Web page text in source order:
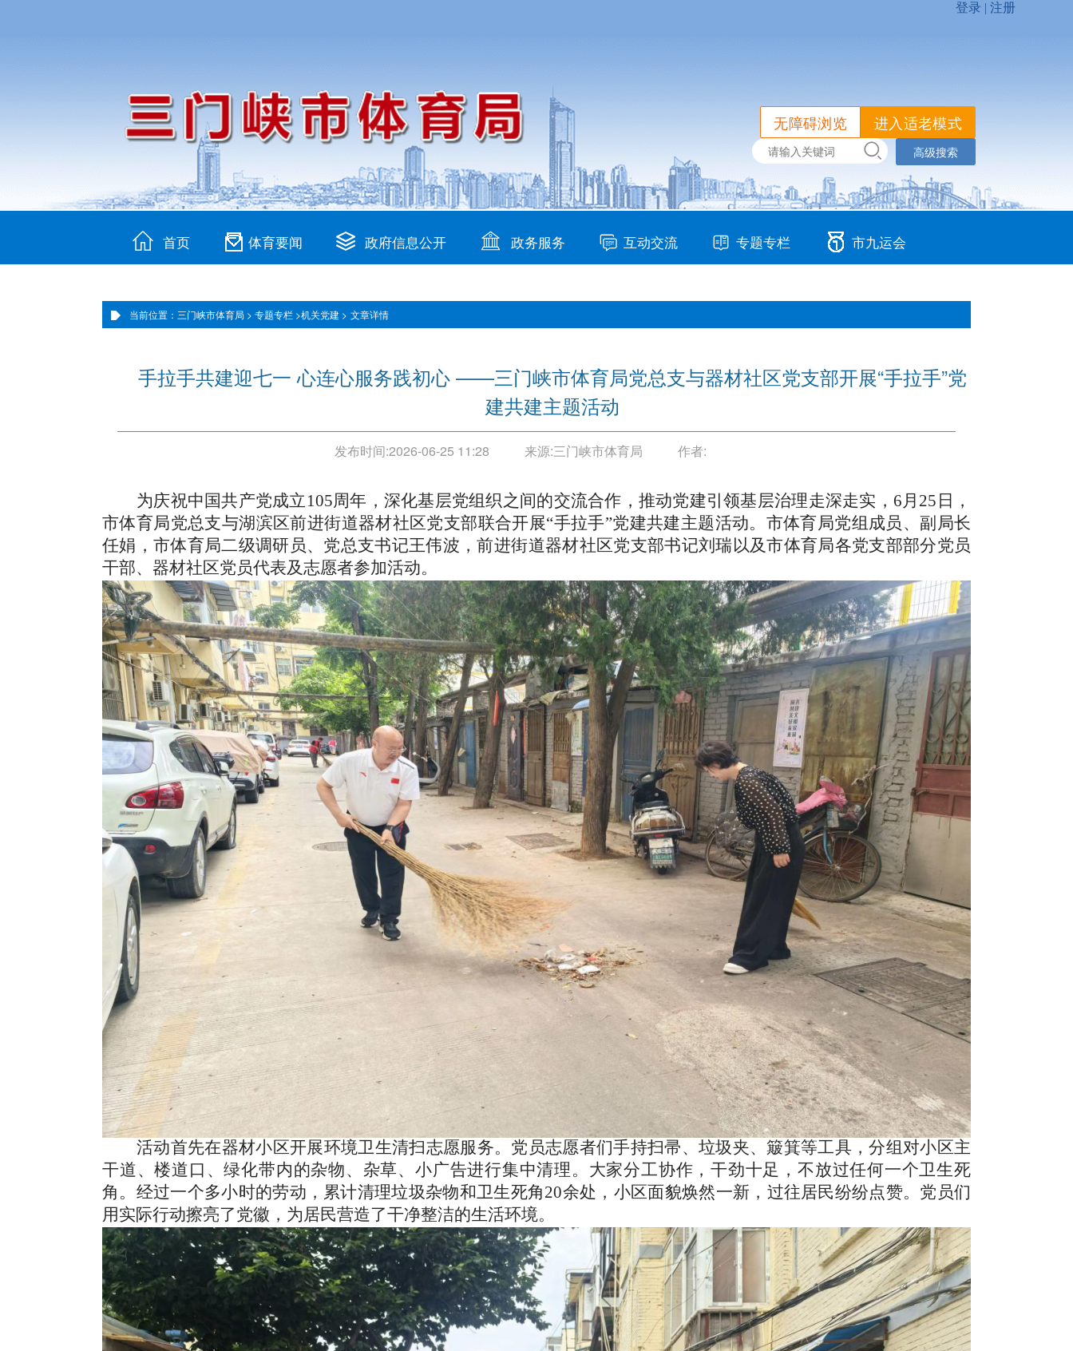
无障碍浏览 进入适老模式
高级搜索
首页 体育要闻 政府信息公开 政务服务 互动交流 专题专栏 市九运会
当前位置：三门峡市体育局 > 专题专栏 >机关党建 > 文章详情
手拉手共建迎七一 心连心服务践初心 ——三门峡市体育局党总支与器材社区党支部开展“手拉手”党
建共建主题活动
发布时间:2026-06-25 11:28 来源:三门峡市体育局 作者:
为庆祝中国共产党成立105周年，深化基层党组织之间的交流合作，推动党建引领基层治理走深走实，6月25日，
市体育局党总支与湖滨区前进街道器材社区党支部联合开展“手拉手”党建共建主题活动。市体育局党组成员、副局长
任娟，市体育局二级调研员、党总支书记王伟波，前进街道器材社区党支部书记刘瑞以及市体育局各党支部部分党员
干部、 器材社区党员代表及志愿者参加活动。
活动首先在器材小区开展环境卫生清扫志愿服务。党员志愿者们手持扫帚、垃圾夹、簸箕等工具，分组对小区主
干道、楼道口、绿化带内的杂物、杂草、小广告进行集中清理。大家分工协作，干劲十足，不放过任何一个卫生死
角。经过一个多小时的劳动，累计清理垃圾杂物和卫生死角20余处，小区面貌焕然一新，过往居民纷纷点赞。党员们
用实际行动擦亮了党徽，为居民营造了干净整洁的生活环境。